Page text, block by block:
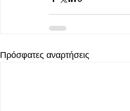
Πρόσφατες αναρτήσεις